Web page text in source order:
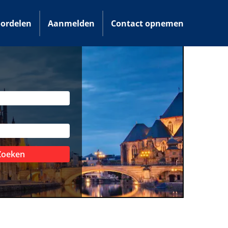
Aanmelden Contact opnemen